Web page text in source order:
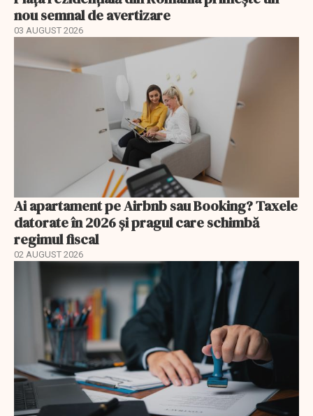
nou semnal de avertizare
03 AUGUST 2026
Ai apartament pe Airbnb sau Booking? Taxele
datorate în 2026 și pragul care schimbă
regimul fiscal
02 AUGUST 2026